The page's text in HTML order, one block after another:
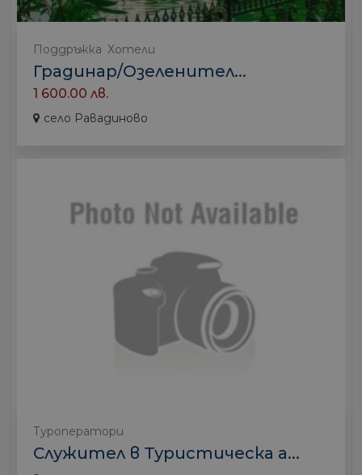
Поддръжка Хотели
Градинар/Озеленител...
1 600.00 лв.
село Равадиново
Туроператори
Служител в Туристическа а...